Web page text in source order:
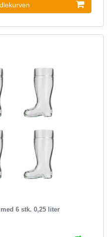
6 stk. 0,25 liter